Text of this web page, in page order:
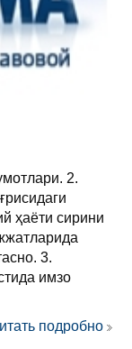
2.
ҳаёти сирини
3.
имзо
подробно